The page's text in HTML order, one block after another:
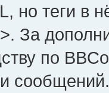
но теги в
За
по
сообщений.